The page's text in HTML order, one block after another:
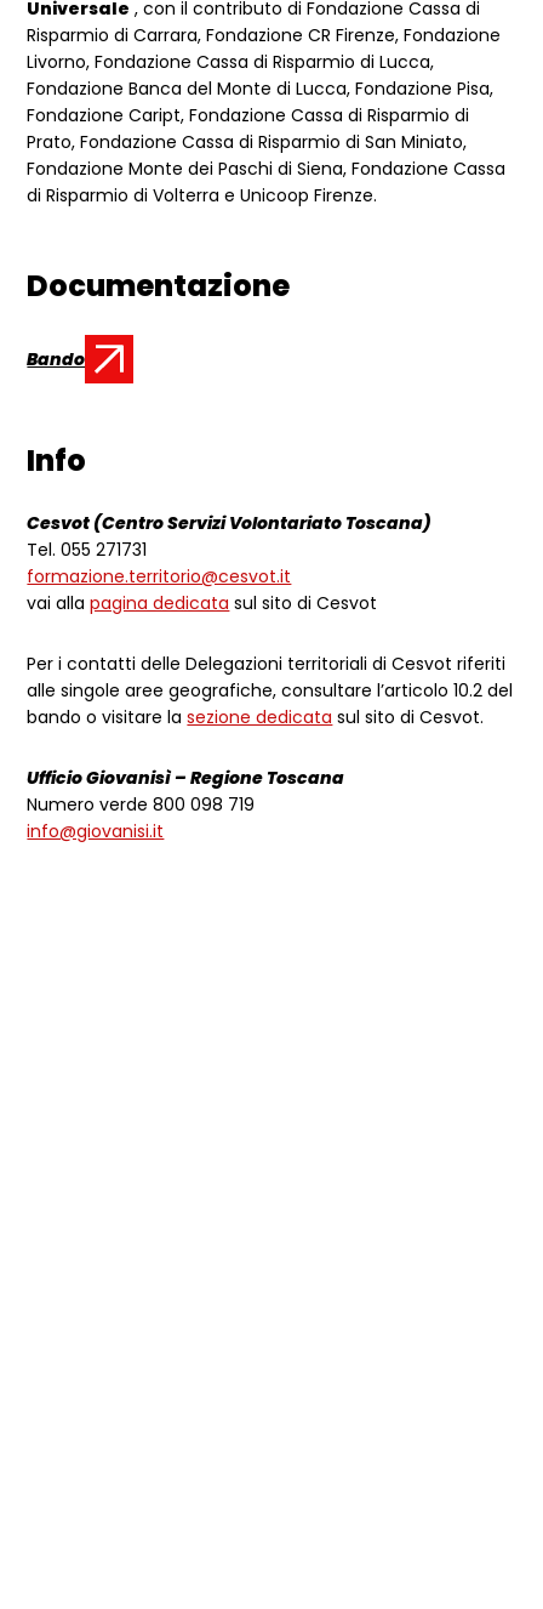
Universale , con il contributo di Fondazione Cassa di
Risparmio di Carrara, Fondazione CR Firenze, Fondazione
Livorno, Fondazione Cassa di Risparmio di Lucca,
Fondazione Banca del Monte di Lucca, Fondazione Pisa,
Fondazione Caript, Fondazione Cassa di Risparmio di
Prato, Fondazione Cassa di Risparmio di San Miniato,
Fondazione Monte dei Paschi di Siena, Fondazione Cassa
di Risparmio di Volterra e Unicoop Firenze.
Documentazione
Documento:
Bando
Info
Cesvot (Centro Servizi Volontariato Toscana)
Tel. 055 271731
formazione.territorio@cesvot.it
vai alla pagina dedicata sul sito di Cesvot
Per i contatti delle Delegazioni territoriali di Cesvot riferiti
alle singole aree geografiche, consultare l’articolo 10.2 del
bando o visitare lasezione dedicata sul sito di Cesvot.
Ufficio Giovanisì – Regione Toscana
Numero verde 800 098 719
info@giovanisi.it